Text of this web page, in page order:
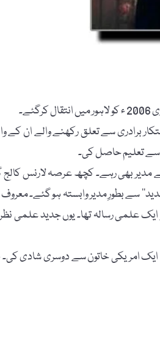
برادری سے تعلق رکھنے والے ان کے
سے تعلیم حاصل کی۔
کے مدیر بھی رہے۔ کچھ عرصہ لارنس کالج
سے بطورِ مدیر وابستہ ہو گئے۔
ایک علمی رسالہ تھا۔ یوں جدید علمی
ایک امریکی خاتون سے دوسری شادی کی۔